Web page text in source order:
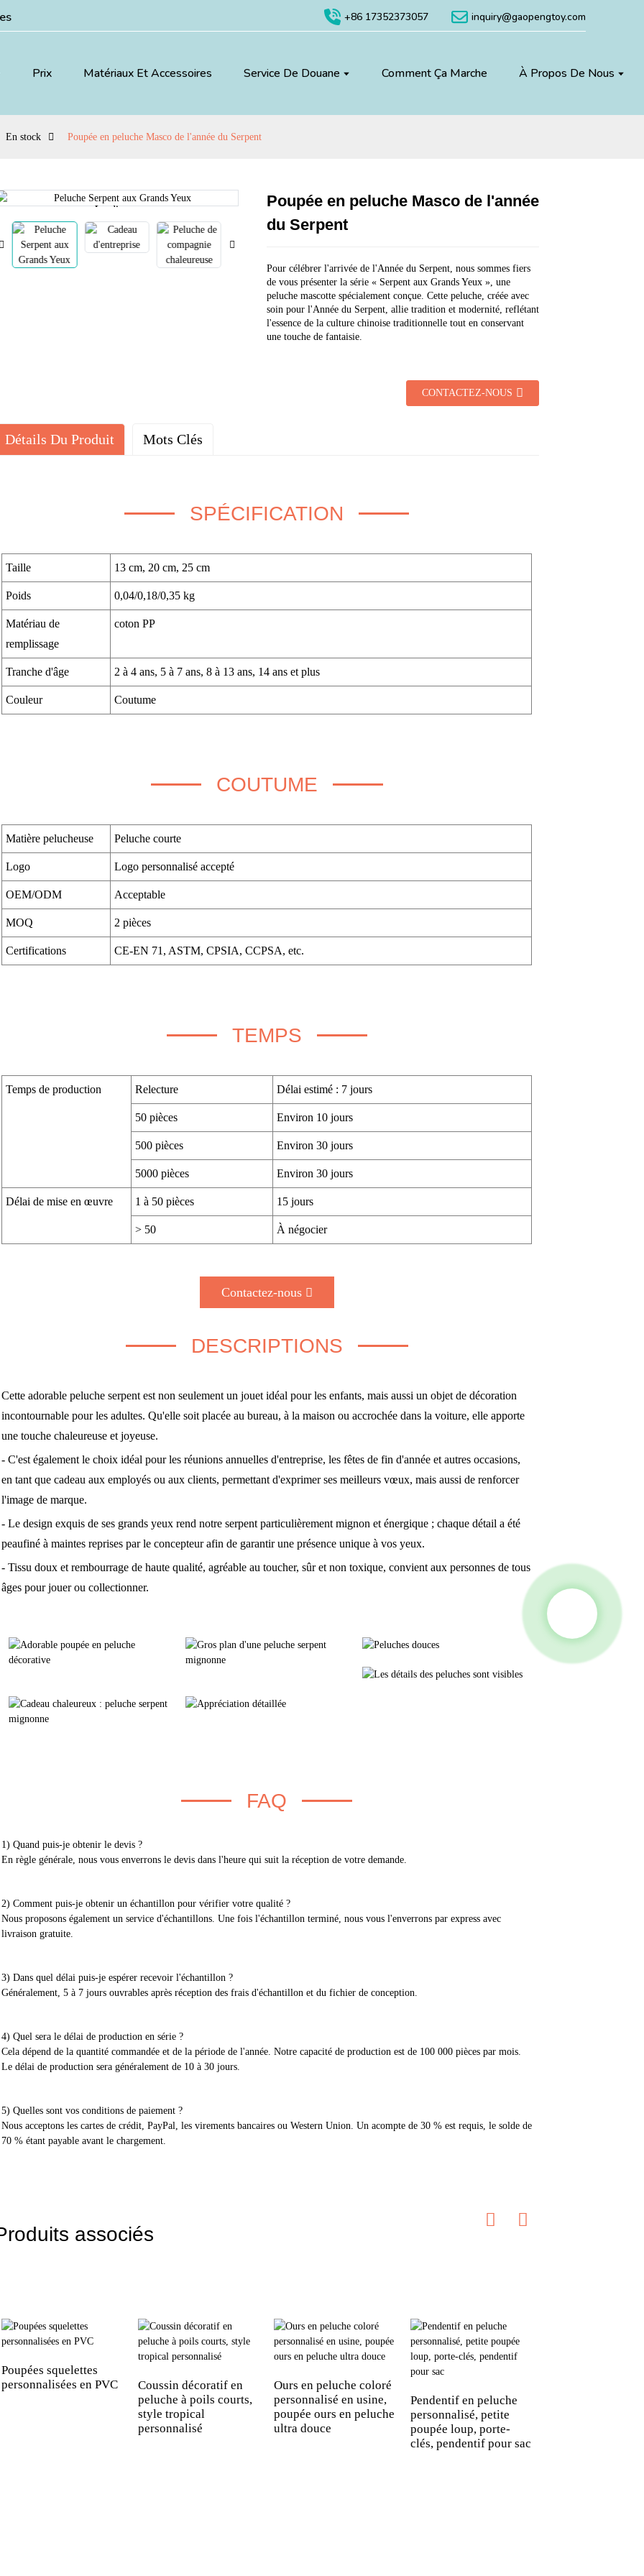
+86 17352373057 inquiry@gaopengtoy.com
Prix Matériaux Et Accessoires Service De Douane Comment Ça Marche À Propos De Nous
En stock Poupée en peluche Masco de l'année du Serpent
Loading...
Loading... Loading...
Loading...
Poupée en peluche Masco de l'année
du Serpent
Pour célébrer l'arrivée de l'Année du Serpent, nous sommes fiers
de vous présenter la série « Serpent aux Grands Yeux », une
peluche mascotte spécialement conçue. Cette peluche, créée avec
soin pour l'Année du Serpent, allie tradition et modernité, reflétant
l'essence de la culture chinoise traditionnelle tout en conservant
une touche de fantaisie.
CONTACTEZ-NOUS
Détails Du Produit Mots Clés
SPÉCIFICATION
Taille 13 cm, 20 cm, 25 cm
Poids 0,04/0,18/0,35 kg
Matériau de
remplissage
coton PP
Tranche d'âge 2 à 4 ans, 5 à 7 ans, 8 à 13 ans, 14 ans et plus
Couleur Coutume
COUTUME
Matière pelucheuse Peluche courte
Logo Logo personnalisé accepté
OEM/ODM Acceptable
MOQ 2 pièces
Certifications CE-EN 71, ASTM, CPSIA, CCPSA, etc.
TEMPS
Temps de production Relecture Délai estimé : 7 jours
50 pièces Environ 10 jours
500 pièces Environ 30 jours
5000 pièces Environ 30 jours
Délai de mise en œuvre 1 à 50 pièces 15 jours
> 50 À négocier
Contactez-nous
DESCRIPTIONS
Cette adorable peluche serpent est non seulement un jouet idéal pour les enfants, mais aussi un objet de décoration
incontournable pour les adultes. Qu'elle soit placée au bureau, à la maison ou accrochée dans la voiture, elle apporte
une touche chaleureuse et joyeuse.
- C'est également le choix idéal pour les réunions annuelles d'entreprise, les fêtes de fin d'année et autres occasions,
en tant que cadeau aux employés ou aux clients, permettant d'exprimer ses meilleurs vœux, mais aussi de renforcer
l'image de marque.
- Le design exquis de ses grands yeux rend notre serpent particulièrement mignon et énergique ; chaque détail a été
peaufiné à maintes reprises par le concepteur afin de garantir une présence unique à vos yeux.
- Tissu doux et rembourrage de haute qualité, agréable au toucher, sûr et non toxique, convient aux personnes de tous
âges pour jouer ou collectionner.
FAQ
1) Quand puis-je obtenir le devis ?
En règle générale, nous vous enverrons le devis dans l'heure qui suit la réception de votre demande.
2) Comment puis-je obtenir un échantillon pour vérifier votre qualité ?
Nous proposons également un service d'échantillons. Une fois l'échantillon terminé, nous vous l'enverrons par express avec
livraison gratuite.
3) Dans quel délai puis-je espérer recevoir l'échantillon ?
Généralement, 5 à 7 jours ouvrables après réception des frais d'échantillon et du fichier de conception.
4) Quel sera le délai de production en série ?
Cela dépend de la quantité commandée et de la période de l'année. Notre capacité de production est de 100 000 pièces par mois.
Le délai de production sera généralement de 10 à 30 jours.
5) Quelles sont vos conditions de paiement ?
Nous acceptons les cartes de crédit, PayPal, les virements bancaires ou Western Union. Un acompte de 30 % est requis, le solde de
70 % étant payable avant le chargement.
associés
Poupées squelettes
personnalisées en PVC
Coussin décoratif en
peluche à poils courts,
style tropical
personnalisé
Ours en peluche coloré
personnalisé en usine,
poupée ours en peluche
ultra douce
Pendentif en peluche
personnalisé, petite
poupée loup, porte-
clés, pendentif pour sac